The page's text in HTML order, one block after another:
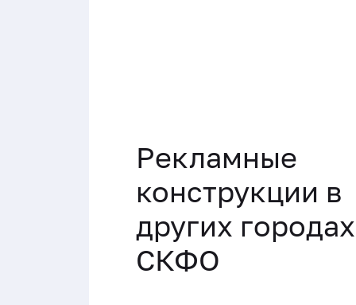
Рекламные
конструкции в
других городах
СКФО